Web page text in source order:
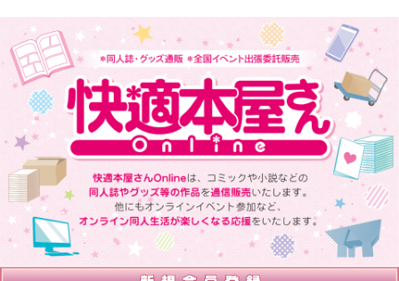
快適本屋さんOnlineは、 コミックや小説などの同人誌やグッズ等の